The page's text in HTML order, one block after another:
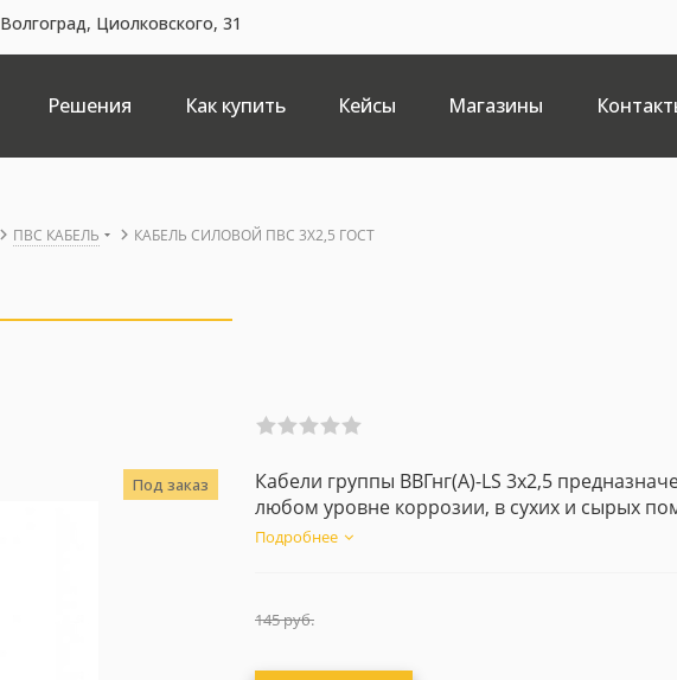
Волгоград, Циолковского, 31
Решения Как купить Кейсы Магазины
ПВС КАБЕЛЬ КАБЕЛЬ СИЛОВОЙ ПВС 3X2,5 ГОСТ
Под заказ
Кабели группы ВВГнг(A)-LS 3х2,5
любом уровне коррозии, в сухих и сырых
и...
Подробнее
145руб.